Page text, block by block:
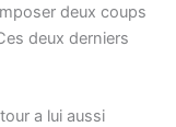
deux coups
deux derniers
a lui aussi